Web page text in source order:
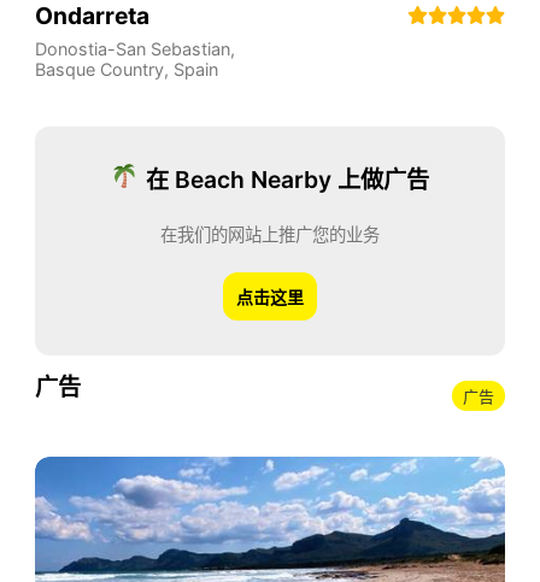
Ondarreta
Donostia-San Sebastian,
Basque Country, Spain
在 Beach Nearby 上做广告
在我们的网站上推广您的业务
点击这里
广告 广告